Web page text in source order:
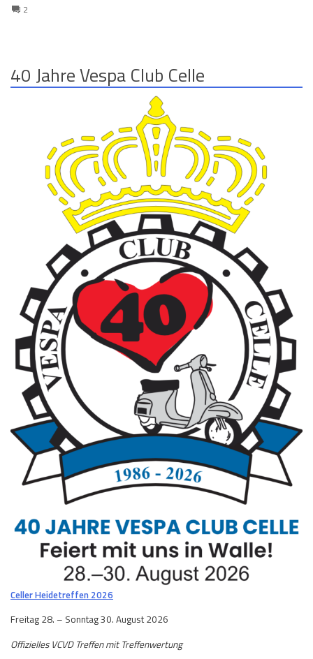
2
40 Jahre Vespa Club Celle
Celler Heidetreffen 2026
Freitag 28. – Sonntag 30. August 2026
Offizielles VCVD Treffen mit Treffenwertung